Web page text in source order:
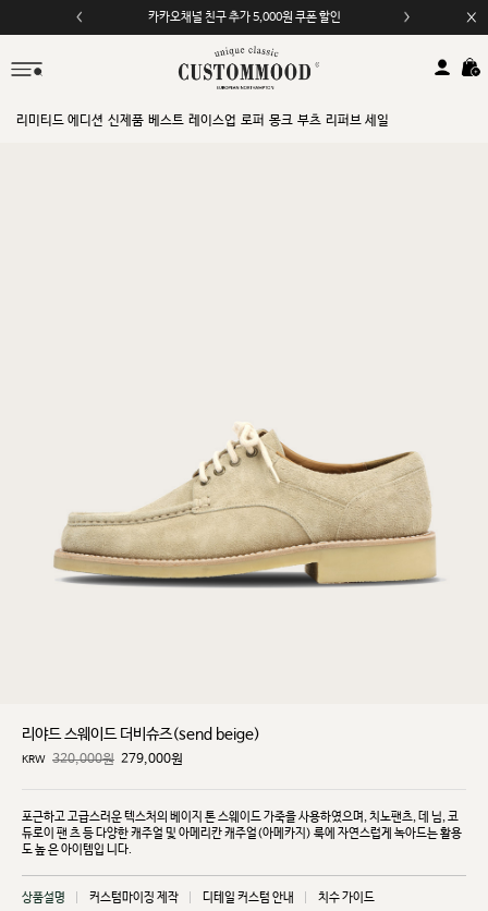
카카오채널 친구 추가 5,000원 쿠폰 할인
모바일 앱 자동 2,000원 할인
리미티드 에디션 신제품 베스트 레이스업 로퍼 몽크 부츠 리퍼브 세일
리야드 스웨이드 더비슈즈(send beige)
KRW 320,000원 279,000원
포근하고 고급스러운 텍스처의 베이지 톤 스웨이드 가죽을 사용하였으며, 치노팬츠, 데 님, 코
듀로이 팬 츠 등 다양한 캐주얼 및 아메리칸 캐주얼(아메카지) 룩에 자연스럽게 녹아드는 활용
도 높은 아이템입 니다.
상품설명 커스텀마이징 제작 디테일 커스텀 안내 치수 가이드